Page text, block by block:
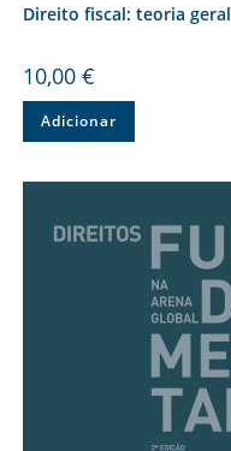
Direito fiscal: teoria geral
10,00 €
Adicionar